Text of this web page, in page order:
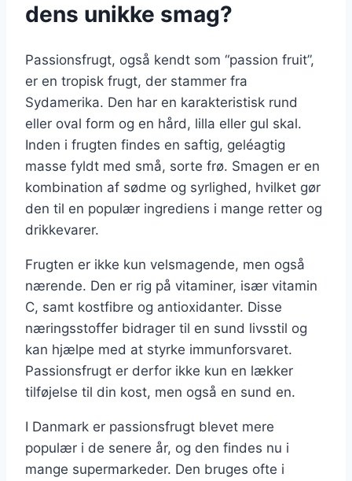
dens unikke smag?
Passionsfrugt, også kendt som “passion fruit”,
er en tropisk frugt, der stammer fra
Sydamerika. Den har en karakteristisk rund
eller oval form og en hård, lilla eller gul skal.
Inden i frugten findes en saftig, geléagtig
masse fyldt med små, sorte frø. Smagen er en
kombination af sødme og syrlighed, hvilket gør
den til en populær ingrediens i mange retter og
drikkevarer.
Frugten er ikke kun velsmagende, men også
nærende. Den er rig på vitaminer, især vitamin
C, samt kostfibre og antioxidanter. Disse
næringsstoffer bidrager til en sund livsstil og
kan hjælpe med at styrke immunforsvaret.
Passionsfrugt er derfor ikke kun en lækker
tilføjelse til din kost, men også en sund en.
I Danmark er passionsfrugt blevet mere
populær i de senere år, og den findes nu i
mange supermarkeder. Den bruges ofte i